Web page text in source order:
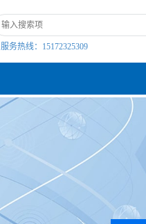
服务热线： 15172325309